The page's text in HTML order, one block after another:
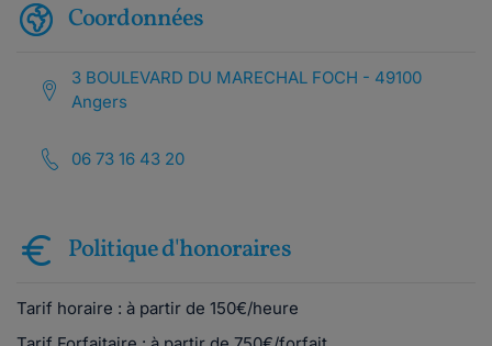
Coordonnées
3 BOULEVARD DU MARECHAL FOCH - 49100
Angers
06 73 16 43 20
Politique d'honoraires
Tarif horaire : à partir de 150€/heure